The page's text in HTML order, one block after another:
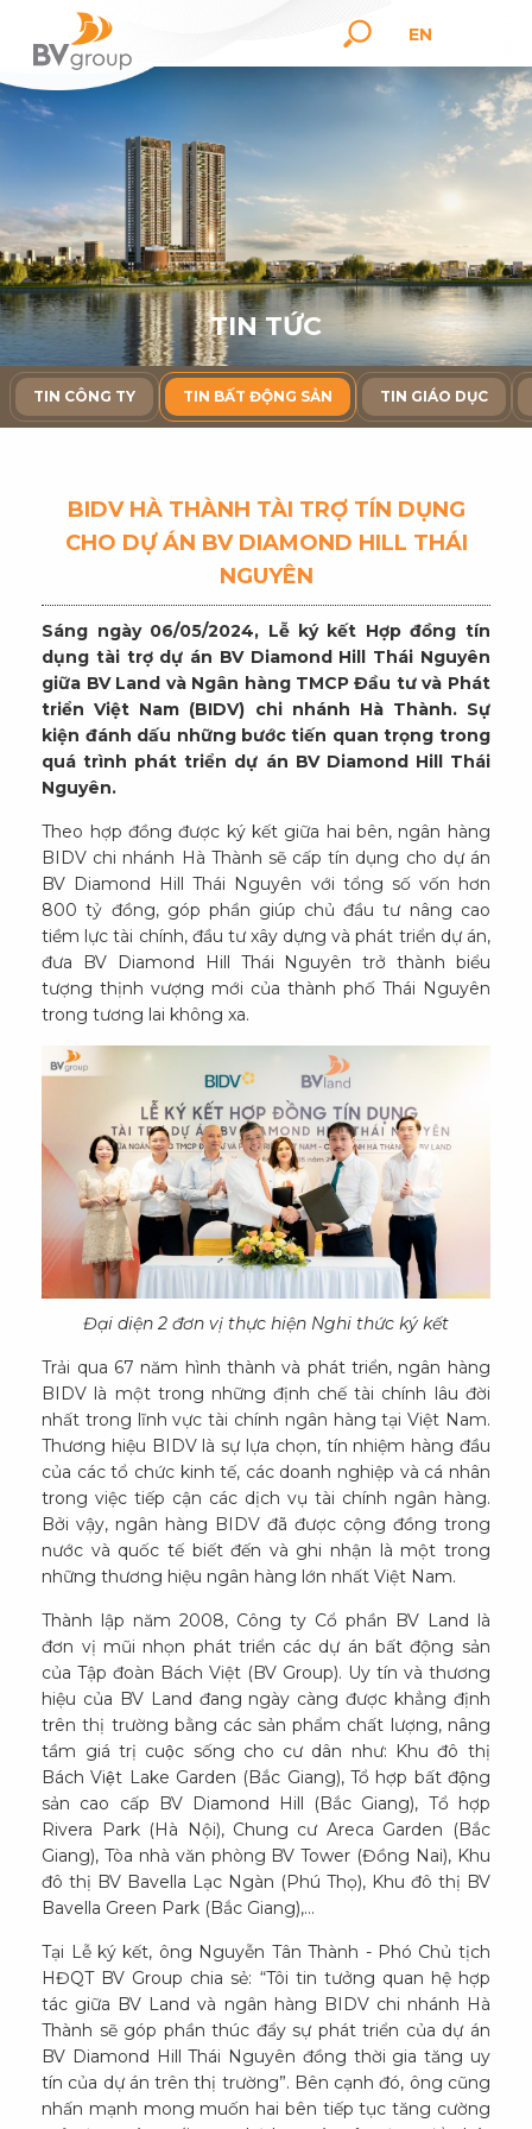
EN
TIN TỨC
TIN CÔNG TY TIN BẤT ĐỘNG SẢN TIN GIÁO DỤC
BIDV HÀ THÀNH TÀI TRỢ TÍN DỤNG
CHO DỰ ÁN BV DIAMOND HILL THÁI
NGUYÊN
Sáng ngày 06/05/2024, Lễ ký kết Hợp đồng tín
dụng tài trợ dự án BV Diamond Hill Thái Nguyên
giữa BV Land và Ngân hàng TMCP Đầu tư và Phát
triển Việt Nam (BIDV) chi nhánh Hà Thành. Sự
kiện đánh dấu những bước tiến quan trọng trong
quá trình phát triển dự án BV Diamond Hill Thái
Nguyên.
Theo hợp đồng được ký kết giữa hai bên, ngân hàng
BIDV chi nhánh Hà Thành sẽ cấp tín dụng cho dự án
BV Diamond Hill Thái Nguyên với tổng số vốn hơn
800 tỷ đồng, góp phần giúp chủ đầu tư nâng cao
tiềm lực tài chính, đầu tư xây dựng và phát triển dự án,
đưa BV Diamond Hill Thái Nguyên trở thành biểu
tượng thịnh vượng mới của thành phố Thái Nguyên
trong tương lai không xa.
Đại diện 2 đơn vị thực hiện Nghi thức ký kết
Trải qua 67 năm hình thành và phát triển, ngân hàng
BIDV là một trong những định chế tài chính lâu đời
nhất trong lĩnh vực tài chính ngân hàng tại Việt Nam.
Thương hiệu BIDV là sự lựa chọn, tín nhiệm hàng đầu
của các tổ chức kinh tế, các doanh nghiệp và cá nhân
trong việc tiếp cận các dịch vụ tài chính ngân hàng.
Bởi vậy, ngân hàng BIDV đã được cộng đồng trong
nước và quốc tế biết đến và ghi nhận là một trong
những thương hiệu ngân hàng lớn nhất Việt Nam.
Thành lập năm 2008, Công ty Cổ phần BV Land là
đơn vị mũi nhọn phát triển các dự án bất động sản
của Tập đoàn Bách Việt (BV Group). Uy tín và thương
hiệu của BV Land đang ngày càng được khẳng định
trên thị trường bằng các sản phẩm chất lượng, nâng
tầm giá trị cuộc sống cho cư dân như: Khu đô thị
Bách Việt Lake Garden (Bắc Giang), Tổ hợp bất động
sản cao cấp BV Diamond Hill (Bắc Giang), Tổ hợp
Rivera Park (Hà Nội), Chung cư Areca Garden (Bắc
Giang), Tòa nhà văn phòng BV Tower (Đồng Nai), Khu
đô thị BV Bavella Lạc Ngàn (Phú Thọ), Khu đô thị BV
Bavella Green Park (Bắc Giang),…
Tại Lễ ký kết, ông Nguyễn Tân Thành - Phó Chủ tịch
HĐQT BV Group chia sẻ: “Tôi tin tưởng quan hệ hợp
tác giữa BV Land và ngân hàng BIDV chi nhánh Hà
Thành sẽ góp phần thúc đẩy sự phát triển của dự án
BV Diamond Hill Thái Nguyên đồng thời gia tăng uy
tín của dự án trên thị trường”. Bên cạnh đó, ông cũng
nhấn mạnh mong muốn hai bên tiếp tục tăng cường